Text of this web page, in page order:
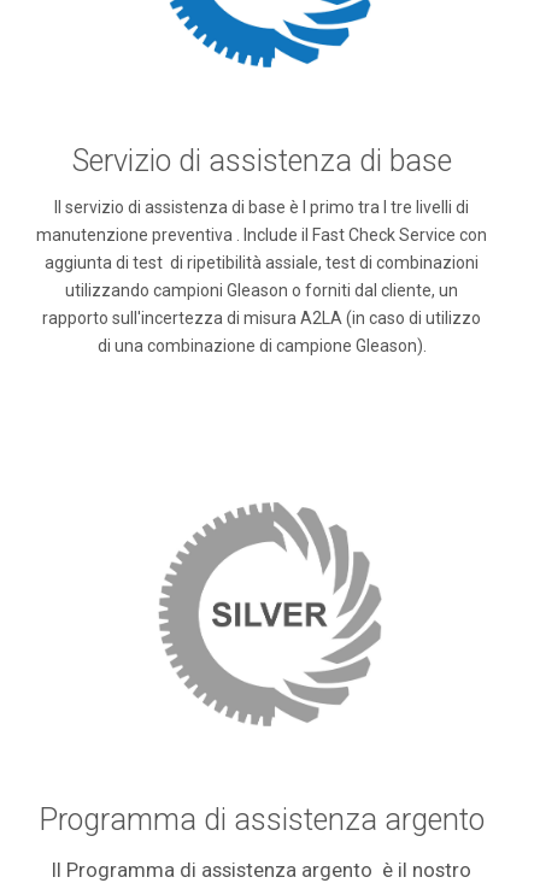
Servizio di assistenza di base
Il servizio di assistenza di base è I primo tra I tre livelli di
manutenzione preventiva . Include il Fast Check Service con
aggiunta di test di ripetibilità assiale, test di combinazioni
utilizzando campioni Gleason o forniti dal cliente, un
rapporto sull'incertezza di misura A2LA (in caso di utilizzo
di una combinazione di campione Gleason).
Programma di assistenza argento
Il Programma di assistenza argento è il nostro